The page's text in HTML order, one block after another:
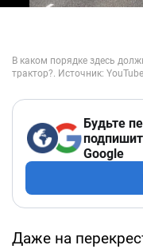
Будьте
Google
Даже на